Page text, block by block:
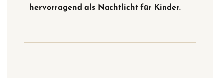
hervorragend als Nachtlicht für Kinder.